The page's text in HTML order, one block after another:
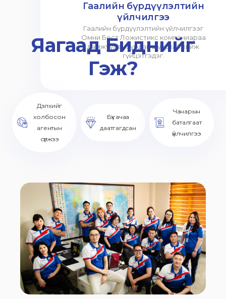
Гаалийн бүрдүүлэлтийн
үйлчилгээ
Гаалийн бүрдүүлэлтийн үйлчилгээг
Омни Бест Ложистикс компаниараа
дамжуулан хурдан шуурхай хийж
гүйцэтгэдэг.
Яагаад Биднийг
Гэж?
Дэлхийг
холбосон
агентын
сүлжээ
Бүх ачаа
даатгагдсан
Чанарын
баталгаат
үйлчилгээ